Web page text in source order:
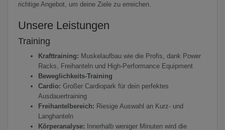
richtige Angebot, um deine Ziele zu erreichen.
Unsere Leistungen
Training
Krafttraining: Muskelaufbau wie die Profis, dank Power
Racks, Freihanteln und High-Performance Equipment
Beweglichkeits-Training
Cardio: Großer Cardiopark für dein perfektes
Ausdauertraining
Freihantelbereich: Riesige Auswahl an Kurz- und
Langhanteln
Körperanalyse: Innerhalb weniger Minuten wird die